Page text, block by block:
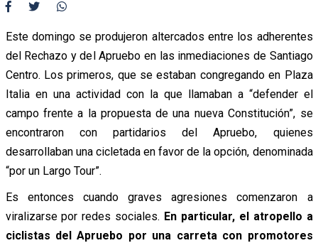
Este domingo se produjeron altercados entre los adherentes
del Rechazo y del Apruebo en las inmediaciones de Santiago
Centro. Los primeros, que se estaban congregando en Plaza
Italia en una actividad con la que llamaban a “defender el
campo frente a la propuesta de una nueva Constitución”, se
encontraron con partidarios del Apruebo, quienes
desarrollaban una cicletada en favor de la opción, denominada
“por un Largo Tour”.
Es entonces cuando graves agresiones comenzaron a
viralizarse por redes sociales. En particular, el atropello a
ciclistas del Apruebo por una carreta con promotores